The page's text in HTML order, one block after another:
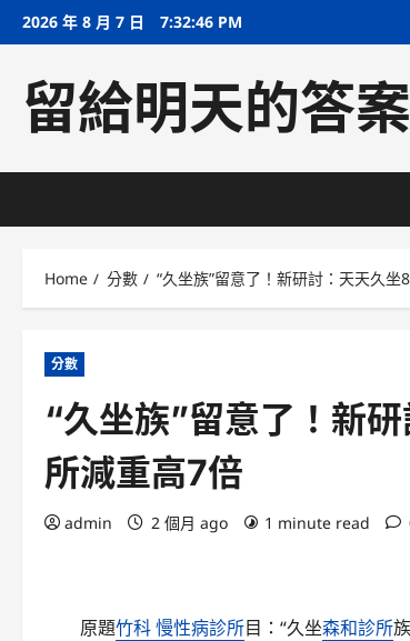
Skip2026 年 8 月 7 日 7:32:47 PM
留給明天的答案
Home 分數 “久坐族”留意了！新研討：天天久
分數
“久坐族”留意了！新
所減重高7倍
admin 2 個月 ago 1 minute read
原題竹科 慢性病診所目：“久坐森和診所